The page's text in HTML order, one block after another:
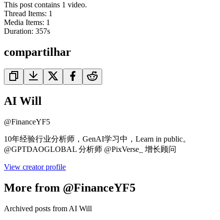
This post contains 1 video.
Thread Items: 1
Media Items: 1
Duration: 357s
compartilhar
AI Will
@FinanceYF5
10年经验行业分析师，GenAI学习中，Learn in public。
@GPTDAOGLOBAL 分析师 @PixVerse_ 增长顾问
View creator profile
More from @FinanceYF5
Archived posts from AI Will